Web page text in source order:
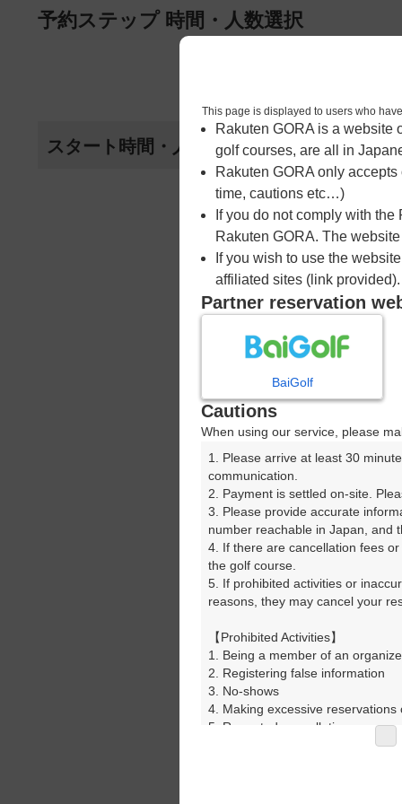
ページの本文へ
予約ステップ 時間・人数選択
スタート時間・人数指定
This page is displayed to users who
Rakuten GORA is a website
golf courses, are all in
Rakuten GORA only
time, cautions etc…)
If you do not comply with
Rakuten GORA. The
If you wish to use the
affiliated sites (link provided).
Partner reservation
BaiGolf
Cautions
When using our service, please
1. Please arrive at least 30
communication.
2. Payment is settled on-site.
3. Please provide accurate
number reachable in Japan, and
4. If there are cancellation fees
the golf course.
5. If prohibited activities or
reasons, they may cancel your
【Prohibited Activities】
1. Being a member of an
2. Registering false information
3. No-shows
4. Making excessive reservations
5. Repeated cancellations
6. Violating laws and regulations
7. Causing inconvenience to